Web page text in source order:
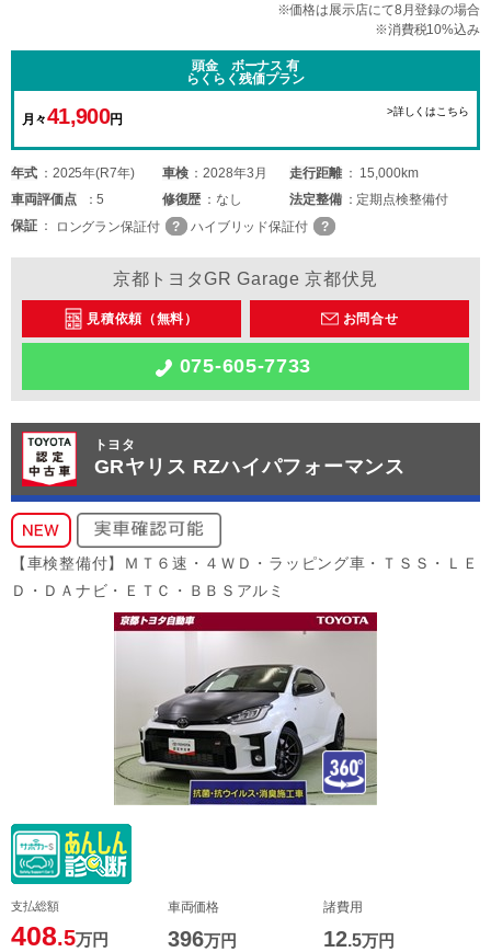
※価格は展示店にて8月登録の場合
※消費税10%込み
頭金 ボーナス 有
らくらく残価プラン
月々41,900円
>詳しくはこちら
年式 2025年(R7年) 車検 2028年3月 走行距離
15,000km
車両評価点 5 修復歴 なし 法定整備
定期点検整備付
保証
ロングラン保証付 ハイブリッド保証付
京都トヨタGR Garage 京都伏見
見積依頼（無料） お問合せ
075-605-7733
トヨタ
GRヤリス RZハイパフォーマンス
【車検整備付】ＭＴ６速・４ＷＤ・ラッピング車・ＴＳＳ・ＬＥ
Ｄ・ＤＡナビ・ＥＴＣ・ＢＢＳアルミ
支払総額
408.5万円
車両価格
396万円
諸費用
12.5万円